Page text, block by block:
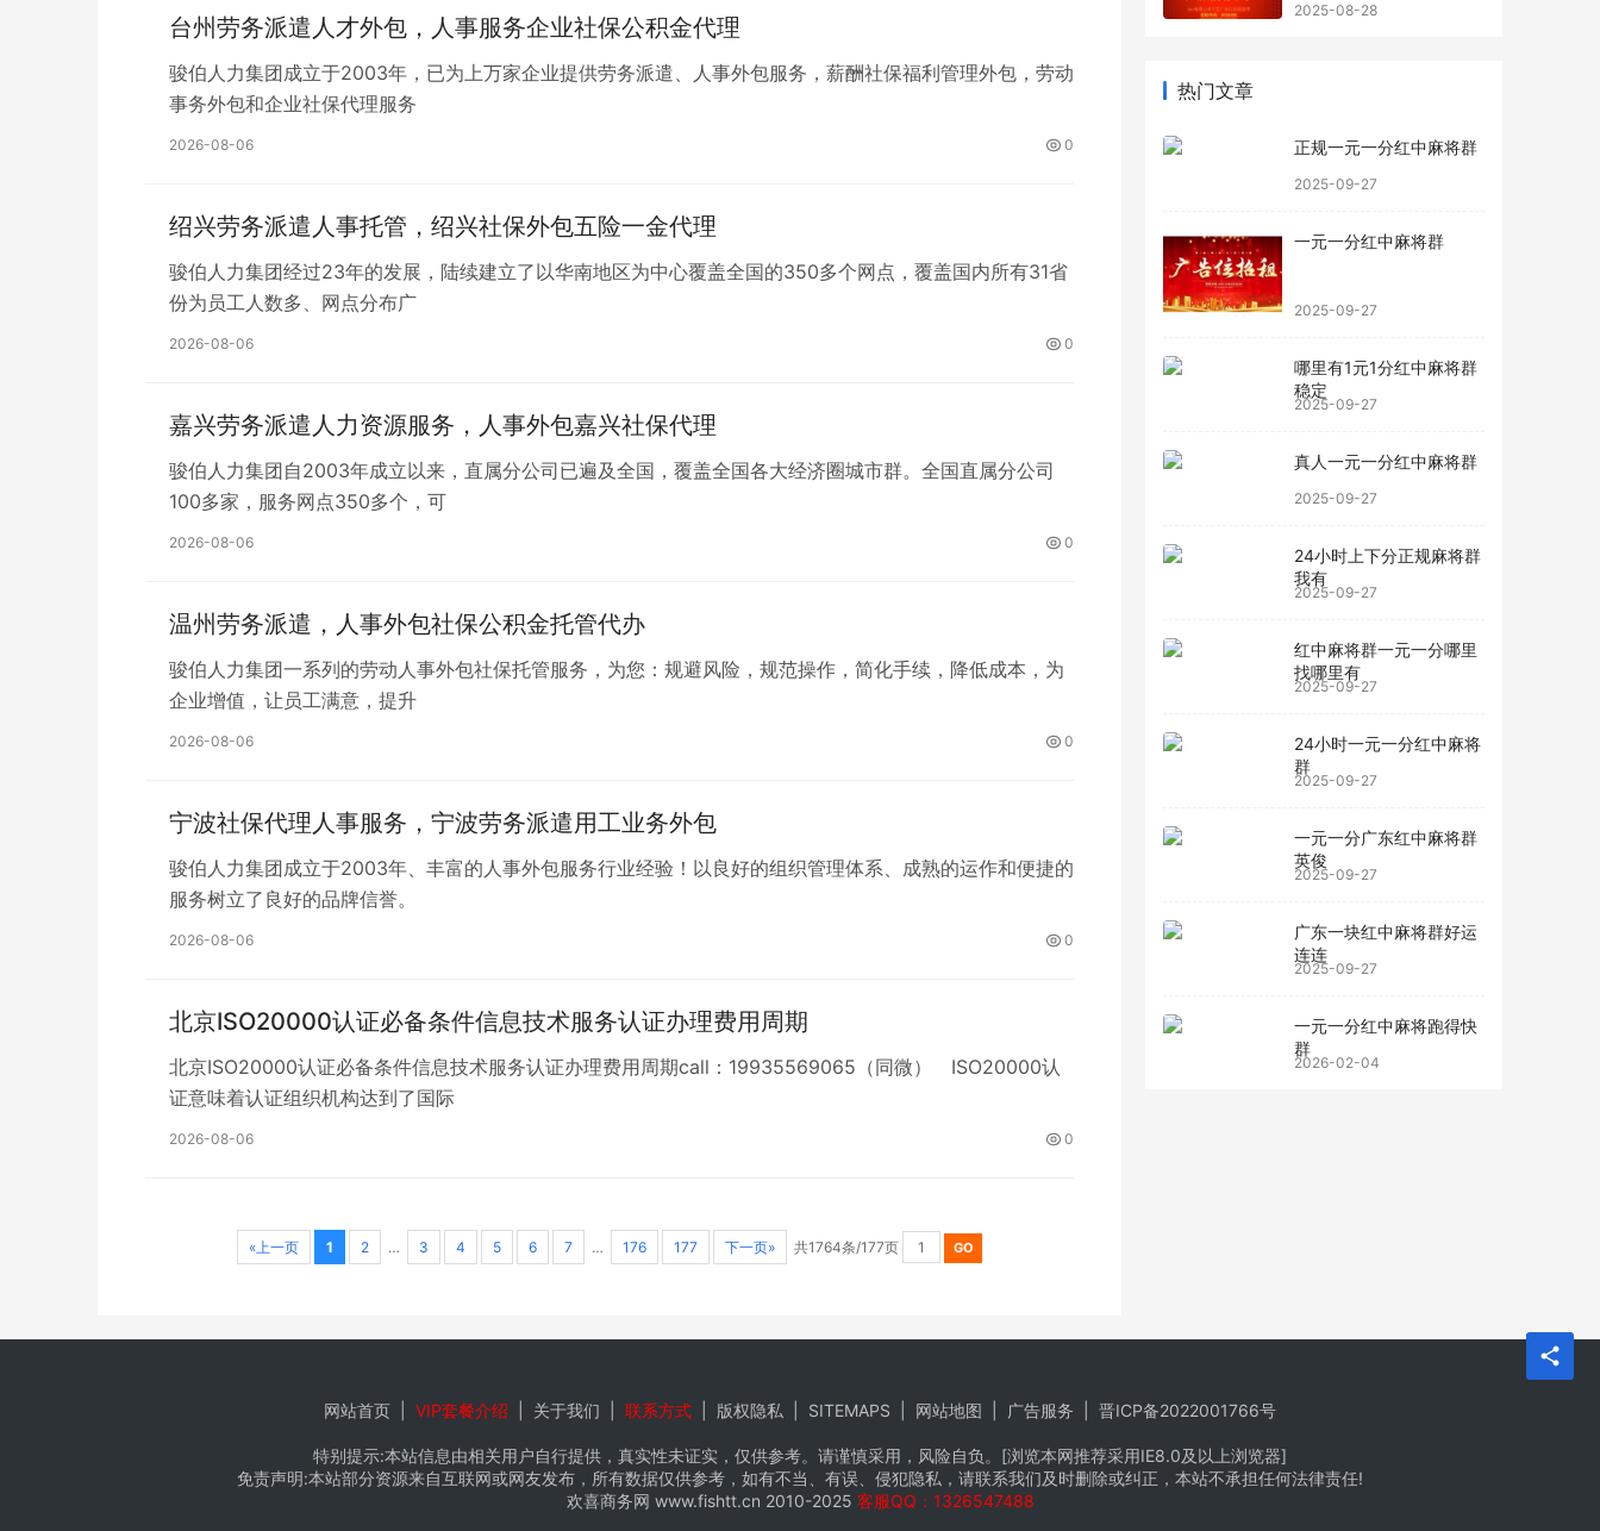
台州劳务派遣人才外包，人事服务企业社保公积金代理
骏伯人力集团成立于2003年，已为上万家企业提供劳务派遣、人事外包服务，薪酬社保福利管理外包，劳动
事务外包和企业社保代理服务
2026-08-06 0
绍兴劳务派遣人事托管，绍兴社保外包五险一金代理
骏伯人力集团经过23年的发展，陆续建立了以华南地区为中心覆盖全国的350多个网点，覆盖国内所有31省
份为员工人数多、网点分布广
2026-08-06 0
嘉兴劳务派遣人力资源服务，人事外包嘉兴社保代理
骏伯人力集团自2003年成立以来，直属分公司已遍及全国，覆盖全国各大经济圈城市群。全国直属分公司
100多家，服务网点350多个，可
2026-08-06 0
温州劳务派遣，人事外包社保公积金托管代办
骏伯人力集团一系列的劳动人事外包社保托管服务，为您：规避风险，规范操作，简化手续，降低成本，为
企业增值，让员工满意，提升
2026-08-06 0
宁波社保代理人事服务，宁波劳务派遣用工业务外包
骏伯人力集团成立于2003年、丰富的人事外包服务行业经验！以良好的组织管理体系、成熟的运作和便捷的
服务树立了良好的品牌信誉。
2026-08-06 0
北京ISO20000认证必备条件信息技术服务认证办理费用周期
北京ISO20000认证必备条件信息技术服务认证办理费用周期call：19935569065（同微） ISO20000认
证意味着认证组织机构达到了国际
2026-08-06 0
«上一页 1 2 … 3 4 5 6 7 … 176 177 下一页» 共1764条/177页
2025-08-28
热门文章
正规一元一分红中麻将群
2025-09-27
一元一分红中麻将群
2025-09-27
哪里有1元1分红中麻将群
稳定
2025-09-27
真人一元一分红中麻将群
2025-09-27
24小时上下分正规麻将群
我有
2025-09-27
红中麻将群一元一分哪里
找哪里有
2025-09-27
24小时一元一分红中麻将
群
2025-09-27
一元一分广东红中麻将群
英俊
2025-09-27
广东一块红中麻将群好运
连连
2025-09-27
一元一分红中麻将跑得快
群
2026-02-04
网站首页 VIP套餐介绍 关于我们 联系方式 版权隐私 SITEMAPS 网站地图 广告服务 晋ICP备2022001766号
特别提示:本站信息由相关用户自行提供，真实性未证实，仅供参考。请谨慎采用，风险自负。[浏览本网推荐采用IE8.0及以上浏览器]
免责声明:本站部分资源来自互联网或网友发布，所有数据仅供参考，如有不当、有误、侵犯隐私，请联系我们及时删除或纠正，本站不承担任何法律责任!
欢喜商务网 www.fishtt.cn 2010-2025 客服QQ：1326547488